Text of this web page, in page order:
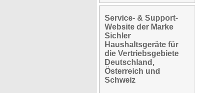
Service- & Support-
Website der Marke
Sichler
Haushaltsgeräte für
die Vertriebsgebiete
Deutschland,
Österreich und
Schweiz